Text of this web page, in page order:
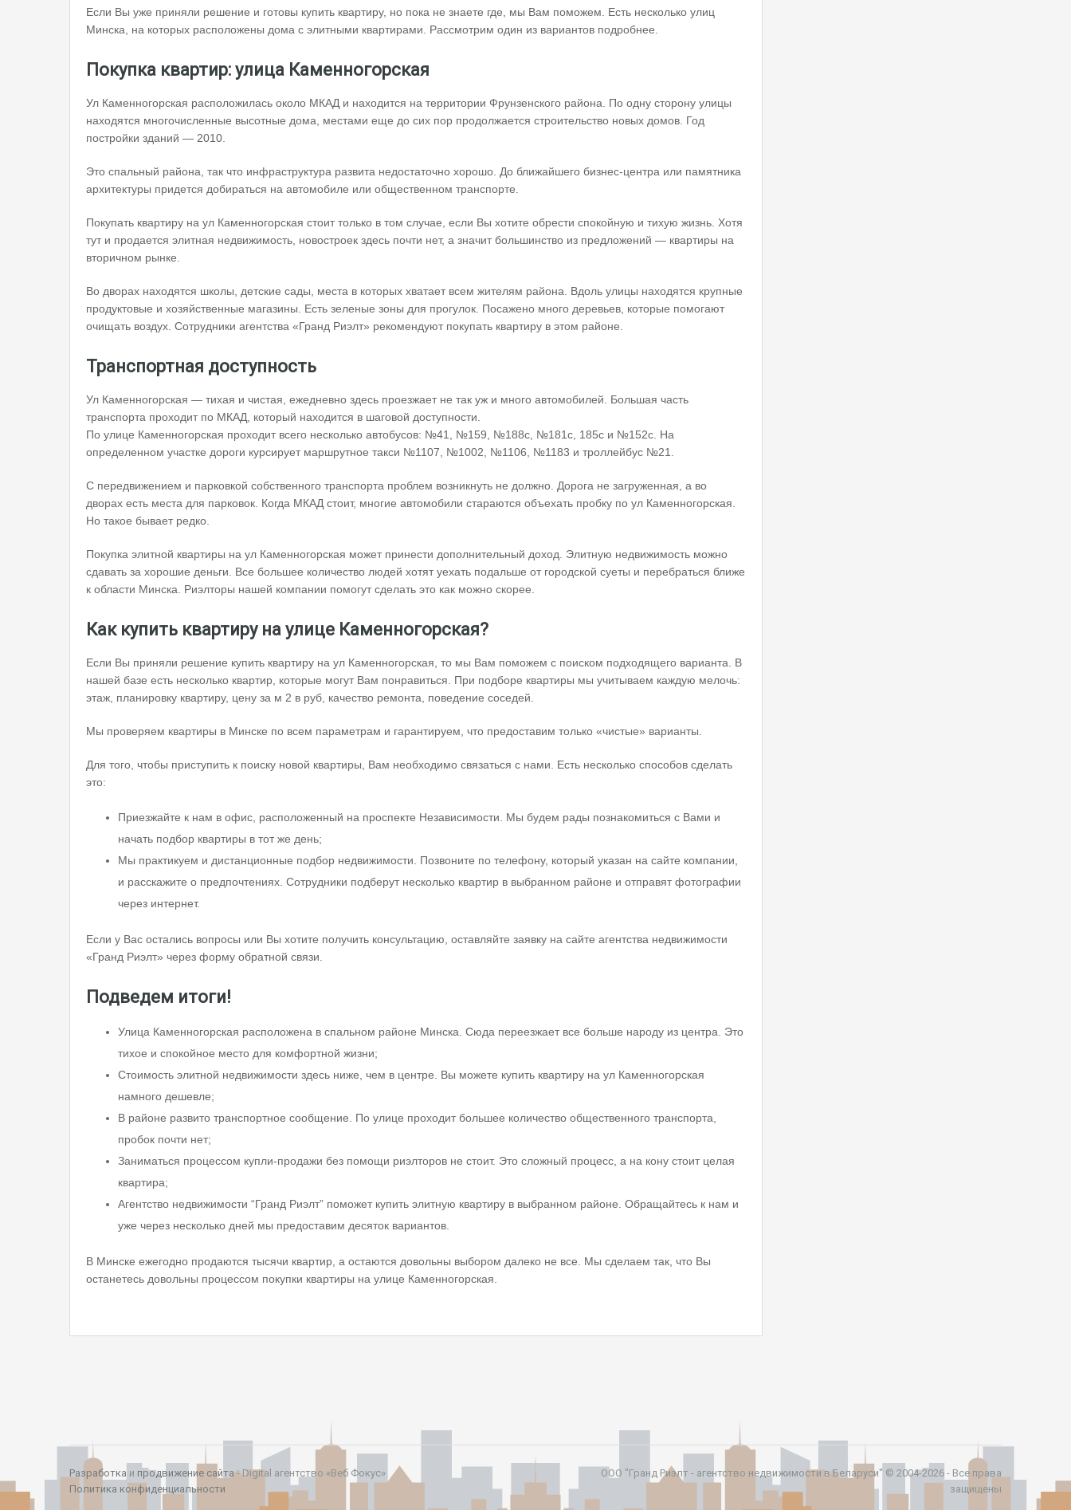
Если Вы уже приняли решение и готовы купить квартиру, но пока не знаете где, мы Вам поможем. Есть несколько улиц
Минска, на которых расположены дома с элитными квартирами. Рассмотрим один из вариантов подробнее.
Покупка квартир: улица Каменногорская
Ул Каменногорская расположилась около МКАД и находится на территории Фрунзенского района. По одну сторону улицы
находятся многочисленные высотные дома, местами еще до сих пор продолжается строительство новых домов. Год
постройки зданий — 2010.
Это спальный района, так что инфраструктура развита недостаточно хорошо. До ближайшего бизнес-центра или памятника
архитектуры придется добираться на автомобиле или общественном транспорте.
Покупать квартиру на ул Каменногорская стоит только в том случае, если Вы хотите обрести спокойную и тихую жизнь. Хотя
тут и продается элитная недвижимость, новостроек здесь почти нет, а значит большинство из предложений — квартиры на
вторичном рынке.
Во дворах находятся школы, детские сады, места в которых хватает всем жителям района. Вдоль улицы находятся крупные
продуктовые и хозяйственные магазины. Есть зеленые зоны для прогулок. Посажено много деревьев, которые помогают
очищать воздух. Сотрудники агентства «Гранд Риэлт» рекомендуют покупать квартиру в этом районе.
Транспортная доступность
Ул Каменногорская — тихая и чистая, ежедневно здесь проезжает не так уж и много автомобилей. Большая часть
транспорта проходит по МКАД, который находится в шаговой доступности.
По улице Каменногорская проходит всего несколько автобусов: №41, №159, №188с, №181с, 185с и №152с. На
определенном участке дороги курсирует маршрутное такси №1107, №1002, №1106, №1183 и троллейбус №21.
С передвижением и парковкой собственного транспорта проблем возникнуть не должно. Дорога не загруженная, а во
дворах есть места для парковок. Когда МКАД стоит, многие автомобили стараются объехать пробку по ул Каменногорская.
Но такое бывает редко.
Покупка элитной квартиры на ул Каменногорская может принести дополнительный доход. Элитную недвижимость можно
сдавать за хорошие деньги. Все большее количество людей хотят уехать подальше от городской суеты и перебраться ближе
к области Минска. Риэлторы нашей компании помогут сделать это как можно скорее.
Как купить квартиру на улице Каменногорская?
Если Вы приняли решение купить квартиру на ул Каменногорская, то мы Вам поможем с поиском подходящего варианта. В
нашей базе есть несколько квартир, которые могут Вам понравиться. При подборе квартиры мы учитываем каждую мелочь:
этаж, планировку квартиру, цену за м 2 в руб, качество ремонта, поведение соседей.
Мы проверяем квартиры в Минске по всем параметрам и гарантируем, что предоставим только «чистые» варианты.
Для того, чтобы приступить к поиску новой квартиры, Вам необходимо связаться с нами. Есть несколько способов сделать
это:
Приезжайте к нам в офис, расположенный на проспекте Независимости. Мы будем рады познакомиться с Вами и
начать подбор квартиры в тот же день;
Мы практикуем и дистанционные подбор недвижимости. Позвоните по телефону, который указан на сайте компании,
и расскажите о предпочтениях. Сотрудники подберут несколько квартир в выбранном районе и отправят фотографии
через интернет.
Если у Вас остались вопросы или Вы хотите получить консультацию, оставляйте заявку на сайте агентства недвижимости
«Гранд Риэлт» через форму обратной связи.
Подведем итоги!
Улица Каменногорская расположена в спальном районе Минска. Сюда переезжает все больше народу из центра. Это
тихое и спокойное место для комфортной жизни;
Стоимость элитной недвижимости здесь ниже, чем в центре. Вы можете купить квартиру на ул Каменногорская
намного дешевле;
В районе развито транспортное сообщение. По улице проходит большее количество общественного транспорта,
пробок почти нет;
Заниматься процессом купли-продажи без помощи риэлторов не стоит. Это сложный процесс, а на кону стоит целая
квартира;
Агентство недвижимости “Гранд Риэлт” поможет купить элитную квартиру в выбранном районе. Обращайтесь к нам и
уже через несколько дней мы предоставим десяток вариантов.
В Минске ежегодно продаются тысячи квартир, а остаются довольны выбором далеко не все. Мы сделаем так, что Вы
останетесь довольны процессом покупки квартиры на улице Каменногорская.
Разработка и продвижение сайта- Digital агентство «Веб Фокус»
Политика конфиденциальности
ООО "Гранд Риэлт - агентство недвижимости в Беларуси" © 2004-2026 - Все права
защищены